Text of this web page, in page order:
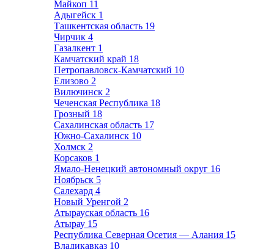
Майкоп 11
Адыгейск 1
Ташкентская область 19
Чирчик 4
Газалкент 1
Камчатский край 18
Петропавловск-Камчатский 10
Елизово 2
Вилючинск 2
Чеченская Республика 18
Грозный 18
Сахалинская область 17
Южно-Сахалинск 10
Холмск 2
Корсаков 1
Ямало-Ненецкий автономный округ 16
Ноябрьск 5
Салехард 4
Новый Уренгой 2
Атырауская область 16
Атырау 15
Республика Северная Осетия — Алания 15
Владикавказ 10